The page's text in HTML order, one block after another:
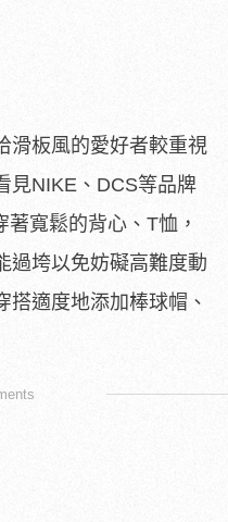
滑板風的愛好者較重視
見NIKE、DCS等品牌
寬鬆的背心、T恤，
過垮以免妨礙高難度動
搭適度地添加棒球帽、